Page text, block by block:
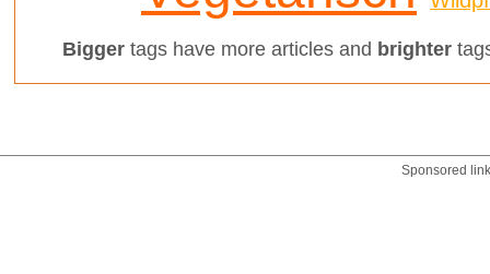
Biggertags have more articles and brighter
Sponsored